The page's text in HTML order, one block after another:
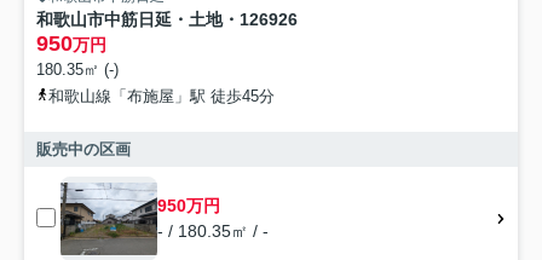
和歌山市中筋日延・土地・126926
950万円
180.35㎡ (-)
和歌山線「布施屋」駅 徒歩45分
販売中の区画
950万円
- / 180.35㎡ / -